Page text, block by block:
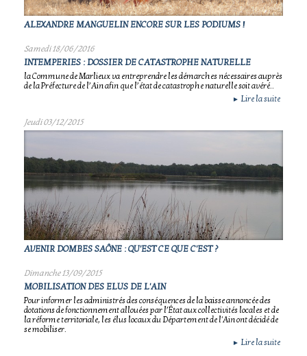
ALEXANDRE MANGUELIN ENCORE SUR LES PODIUMS !
Samedi 18/06/2016
INTEMPERIES : DOSSIER DE CATASTROPHE NATURELLE
la Commune de Marlieux va entreprendre les démarches nécessaires auprès
de la Préfecture de l’Ain afin que l’état de catastrophe naturelle soit avéré..
► Lire la suite
Jeudi 03/12/2015
AVENIR DOMBES SAÔNE : QU'EST CE QUE C'EST ?
Dimanche 13/09/2015
MOBILISATION DES ELUS DE L'AIN
Pour informer les administrés des conséquences de la baisse annoncée des
dotations de fonctionnement allouées par l’État aux collectivités locales et de
la réforme territoriale, les élus locaux du Département de l'Ain ont décidé de
se mobiliser.
► Lire la suite